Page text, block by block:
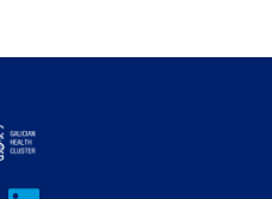
L
I
T
F
Y